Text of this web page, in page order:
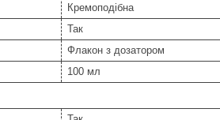
Кремоподібна
Так
Флакон з дозатором
100 мл